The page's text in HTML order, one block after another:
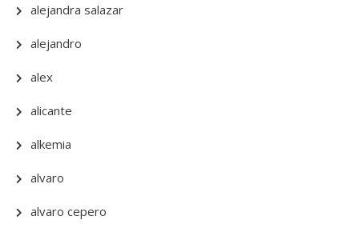
alejandra salazar
alejandro
alex
alicante
alkemia
alvaro
alvaro cepero